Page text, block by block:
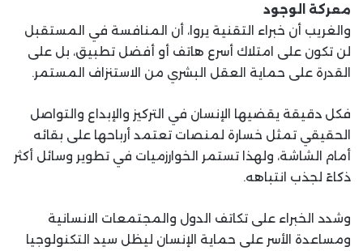
معركة الوجود
والغريب أن خبراء التقنية يروا، أن المنافسة في المستقبل
لن تكون على امتلاك أسرع هاتف أو أفضل تطبيق، بل على
القدرة على حماية العقل البشري من الاستنزاف المستمر.
فكل دقيقة يقضيها الإنسان في التركيز والإبداع والتواصل
الحقيقي تمثل خسارة لمنصات تعتمد أرباحها على بقائه
أمام الشاشة، ولهذا تستمر الخوارزميات في تطوير وسائل أكثر
ذكاءً لجذب انتباهه.
وشدد الخبراء على تكاتف الدول والمجتمعات الانسانية
ومساعدة الأسر على حماية الإنسان ليظل سيد التكنولوجيا